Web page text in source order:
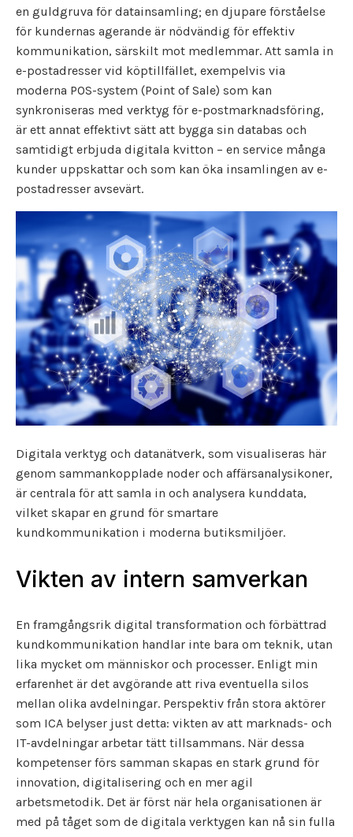
en guldgruva för datainsamling; en djupare förståelse
för kundernas agerande är nödvändig för effektiv
kommunikation, särskilt mot medlemmar. Att samla in
e-postadresser vid köptillfället, exempelvis via
moderna POS-system (Point of Sale) som kan
synkroniseras med verktyg för e-postmarknadsföring,
är ett annat effektivt sätt att bygga sin databas och
samtidigt erbjuda digitala kvitton – en service många
kunder uppskattar och som kan öka insamlingen av e-
postadresser avsevärt.
Digitala verktyg och datanätverk, som visualiseras här
genom sammankopplade noder och affärsanalysikoner,
är centrala för att samla in och analysera kunddata,
vilket skapar en grund för smartare
kundkommunikation i moderna butiksmiljöer.
Vikten av intern samverkan
En framgångsrik digital transformation och förbättrad
kundkommunikation handlar inte bara om teknik, utan
lika mycket om människor och processer. Enligt min
erfarenhet är det avgörande att riva eventuella silos
mellan olika avdelningar. Perspektiv från stora aktörer
som ICA belyser just detta: vikten av att marknads- och
IT-avdelningar arbetar tätt tillsammans. När dessa
kompetenser förs samman skapas en stark grund för
innovation, digitalisering och en mer agil
arbetsmetodik. Det är först när hela organisationen är
med på tåget som de digitala verktygen kan nå sin fulla